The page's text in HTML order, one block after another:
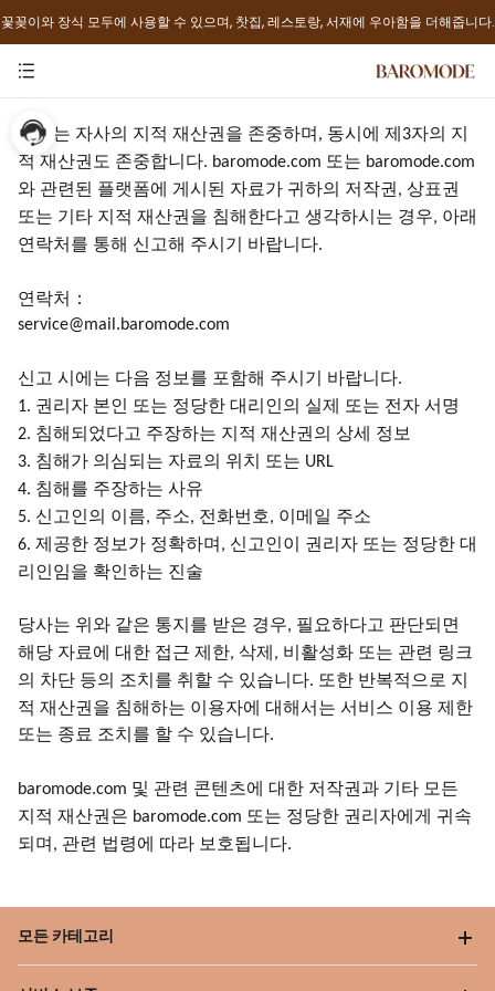
꽃꽂이와 장식 모두에 사용할 수 있으며, 찻집, 레스토랑, 서재에 우아함을 더해줍니다.
당사는 자사의 지적 재산권을 존중하며 , 동시에 제 3자의 지
적 재산권도 존중합니다. baromode.com 또는 baromode.com
와 관련된 플랫폼에 게시된 자료가 귀하의 저작권 , 상표권
또는 기타 지적 재산권을 침해한다고 생각하시는 경우, 아래
연락처를 통해 신고해 주시기 바랍니다.
연락처：
service@mail.baromode.com
신고 시에는 다음 정보를 포함해 주시기 바랍니다.
1. 권리자 본인 또는 정당한 대리인의 실제 또는 전자 서명
2. 침해되었다고 주장하는 지적 재산권의 상세 정보
3. 침해가 의심되는 자료의 위치 또는 URL
4. 침해를 주장하는 사유
5. 신고인의 이름, 주소, 전화번호, 이메일 주소
6. 제공한 정보가 정확하며 , 신고인이 권리자 또는 정당한 대
리인임을 확인하는 진술
당사는 위와 같은 통지를 받은 경우, 필요하다고 판단되면
해당 자료에 대한 접근 제한, 삭제 , 비활성화 또는 관련 링크
의 차단 등의 조치를 취할 수 있습니다. 또한 반복적으로 지
적 재산권을 침해하는 이용자에 대해서는 서비스 이용 제한
또는 종료 조치를 할 수 있습니다.
baromode.com 및 관련 콘텐츠에 대한 저작권과 기타 모든
지적 재산권은 baromode.com 또는 정당한 권리자에게 귀속
되며 , 관련 법령에 따라 보호됩니다.
모든 카테고리